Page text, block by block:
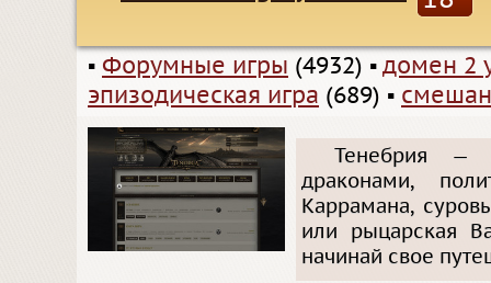
▪ Форумные игры (4932) ▪ домен 2
эпизодическая игра (689) ▪
Тенебрия —
драконами,
Каррамана,
или рыцарская
начинай свое